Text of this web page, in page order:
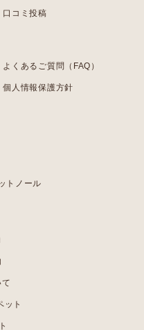
口コミ投稿
よくあるご質問（FAQ）
個人情報保護方針
トノール
ット